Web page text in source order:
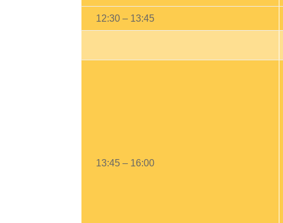
12:30 – 13:45
13:45 – 16:00